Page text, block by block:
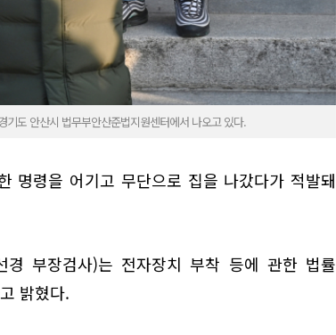
도 안산시 법무부안산준법지원센터에서 나오고 있다.
명령을 어기고 무단으로 집을 나갔다가 적발돼
경 부장검사)는 전자장치 부착 등에 관한 법률
밝혔다.